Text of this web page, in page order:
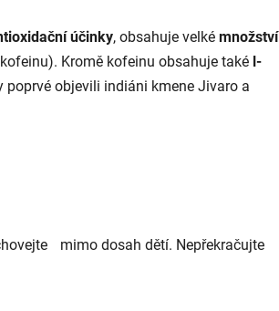
účinky, obsahuje velké množství
Kromě kofeinu obsahuje také l-
poprvé objevili indiáni kmene Jivaro a
mimo dosah dětí. Nepřekračujte